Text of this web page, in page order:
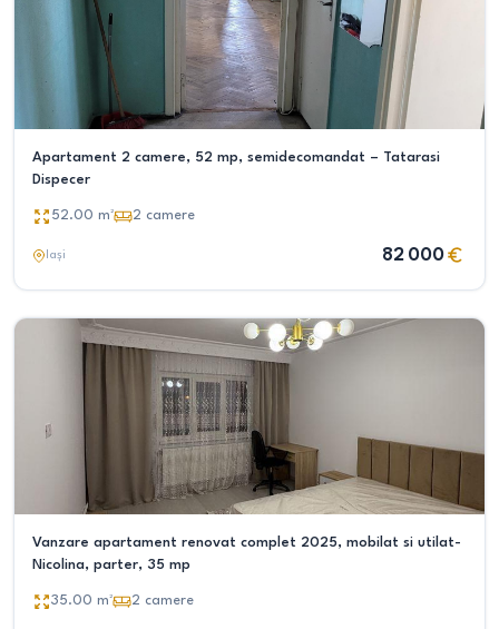
Apartament 2 camere, 52 mp, semidecomandat – Tatarasi
Dispecer
52.00 m² 2 camere
Iași 82 000
Vanzare apartament renovat complet 2025, mobilat si utilat-
Nicolina, parter, 35 mp
35.00 m² 2 camere